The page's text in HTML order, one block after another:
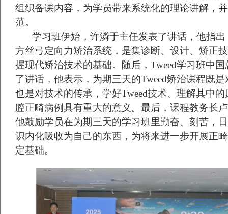
组织备课内容，为学员带来系统化的理论讲解，
范。
学习班伊始，许潾于主任发表了讲话，他指出
方丝弓定向力矫治系统，是集诊断、设计、矫正
握现代矫治技术的基础。随后，Tweed学习班中
了讲话，他表示，为期三天的Tweed矫治课程既
也是对技术的传承，学好Tweed技术、理解其中
腔正畸病例具有重大的意义。最后，课程教务长
他鼓励学员在为期三天的学习班里勤奋、刻苦，
识内化吸收为自己的东西，为将来进一步开展正
定基础。